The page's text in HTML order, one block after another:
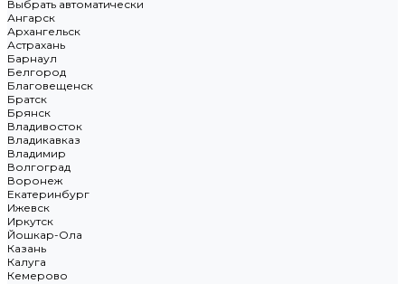
Выбрать автоматически
Ангарск
Архангельск
Астрахань
Барнаул
Белгород
Благовещенск
Братск
Брянск
Владивосток
Владикавказ
Владимир
Волгоград
Воронеж
Екатеринбург
Ижевск
Иркутск
Йошкар-Ола
Казань
Калуга
Кемерово